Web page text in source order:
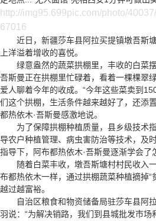
http://img95.699pic.com/photo/
67016
近日，新疆莎车县阿拉买提镇墩吾斯
上洋溢着增收的喜悦。
绿意盎然的蔬菜拱棚里，丰收的白菜摆
吾斯曼正在拱棚里忙碌着，看着一棵棵翠
爱人聊着今年的收成。“今年这些菜卖到
们这个拱棚，生活条件越来越好了，还添
都热依木·吾斯曼感激地说。
为了保障拱棚种植质量，县乡级技术
导农户种植管理、病虫害防治等技术，及
指导下，阿布都热依木·吾斯曼逐渐学会了
随着白菜丰收，墩吾斯塘村村民收入
布都热依木一样，通过拱棚蔬菜种植摘掉“
越过越富裕。
自治区粮食和物资储备局驻莎车县阿
羽说：“为解决销路，我们到县城批发市